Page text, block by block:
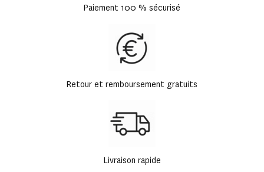
Paiement 100 % sécurisé
Retour et remboursement gratuits
Livraison rapide